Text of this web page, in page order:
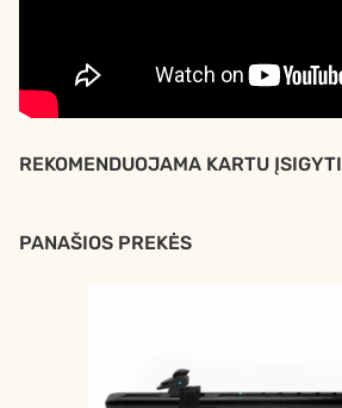
REKOMENDUOJAMA KARTU ĮSIGYTI
PANAŠIOS PREKĖS